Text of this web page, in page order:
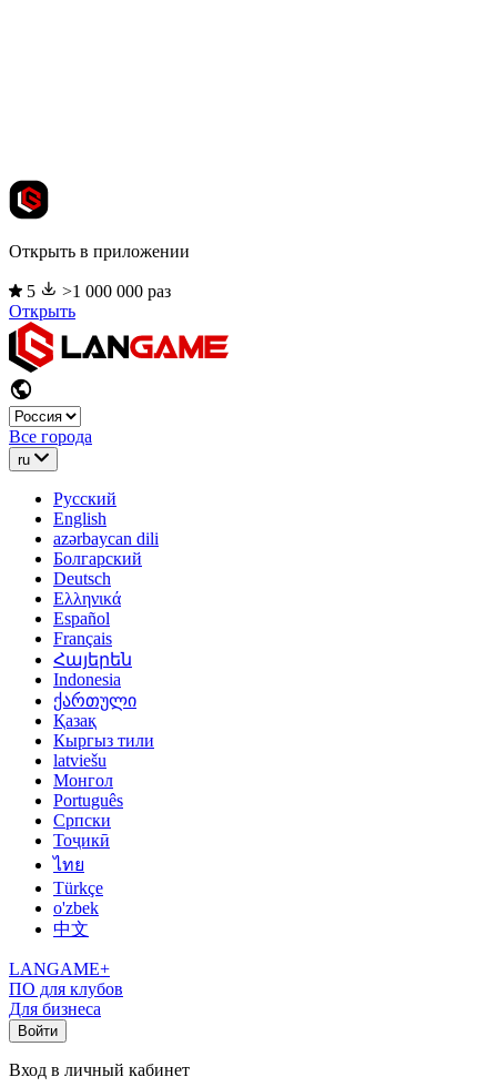
Открыть в приложении
5
>1 000 000 раз
Открыть
Все города
ru
Русский
English
azərbaycan dili
Болгарский
Deutsch
Ελληνικά
Español
Français
Հայերեն
Indonesia
ქართული
Қазақ
Кыргыз тили
latviešu
Монгол
Português
Српски
Тоҷикӣ
ไทย
Türkçe
o'zbek
中文
LANGAME+
ПО для клубов
Для бизнеса
Войти
Вход в личный кабинет